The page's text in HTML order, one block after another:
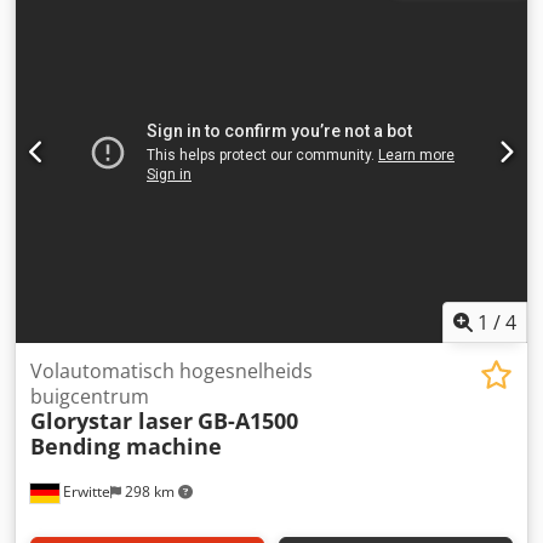
1480 mm Buigcapaciteit 2,5 mm bij ca. 400 N/mm² kracht
Hydraulisch systeem OILTECH met ca. 200 liter *
1 /4
Erwitte 298 km
Volautomatisch hogesnelheids
buigcentrum
Glorystar laser GB-A1500
Bending machine